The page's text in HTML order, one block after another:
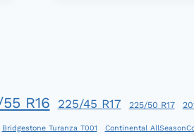
R16 225/45 R17 225/50 R17
Bridgestone Turanza T001 Continental